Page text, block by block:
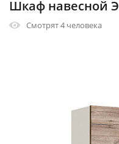
Шкаф навесной
Смотрят4 человека